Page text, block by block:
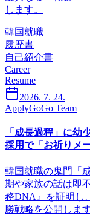
します。
韓国就職
履歴書
自己紹介書
Career
Resume
2026. 7. 24.
ApplyGoGo Team
「成長過程」に幼
採用で「お祈りメ
韓国就職の鬼門「
期や家族の話は即
務DNA』を証明し
勝戦略を公開します